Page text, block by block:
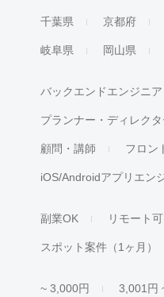
千葉県 京都府
岐阜県 岡山県
バックエンドエンジニア
プランナー・ディレクタ
顧問・講師 フロン
iOS/Androidアプリエン
副業OK リモート可
スポット案件（1ヶ月）
~ 3,000円 3,001円